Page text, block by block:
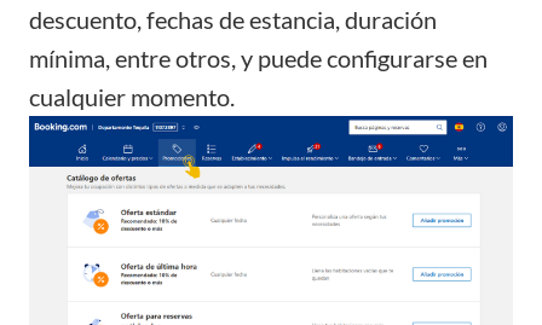
descuento, fechas de estancia, duración
mínima, entre otros, y puede configurarse en
cualquier momento.